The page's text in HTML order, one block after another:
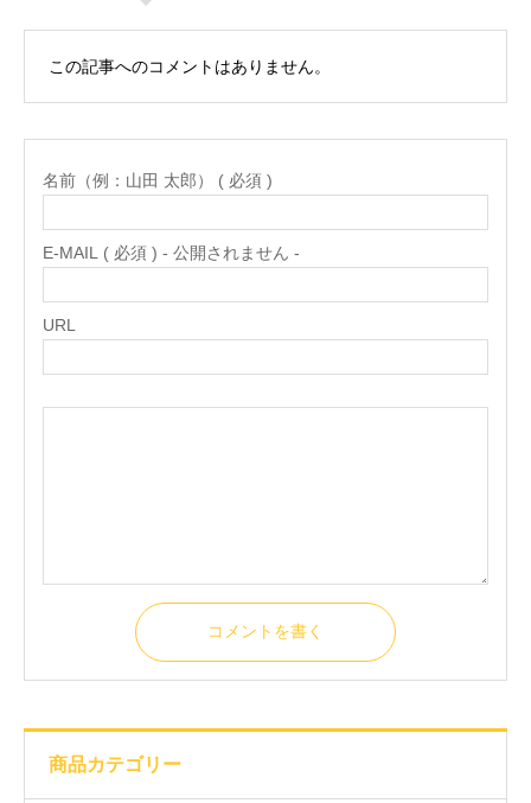
この記事へのコメントはありません。
名前（例：山田 太郎） ( 必須 )
E-MAIL ( 必須 ) - 公開されません -
URL
コメントを書く
商品カテゴリー